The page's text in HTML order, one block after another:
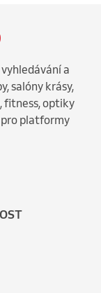
a
salóny krásy,
fitness, optiky
pro platformy